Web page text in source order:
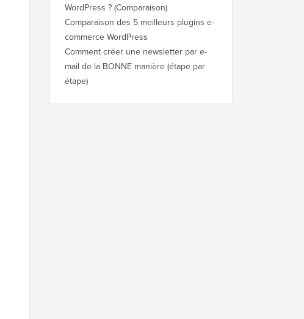
WordPress ? (Comparaison)
Comparaison des 5 meilleurs plugins e-
commerce WordPress
Comment créer une newsletter par e-
mail de la BONNE manière (étape par
étape)